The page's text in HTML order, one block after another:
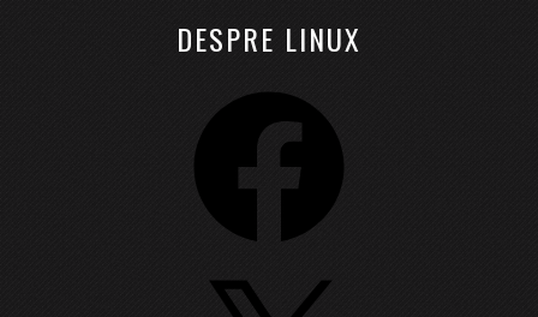
DESPRE LINUX